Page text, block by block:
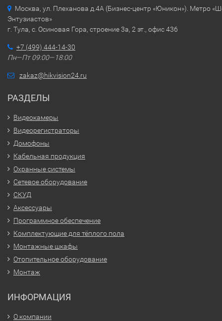
Москва, ул. Плеханова д.4А (Бизнес-центр «Юникон»). Метро
Энтузиастов»
г. Тула, с. Осиновая Гора, строение 3а, 2 эт., офис 436
+7 (499) 444-14-30
Пн—Пт 09:00—18:00
zakaz@hikvision24.ru
РАЗДЕЛЫ
Видеокамеры
Видеорегистраторы
Домофоны
Кабельная продукция
Охранные системы
Сетевое оборудование
СКУД
Аксессуары
Программное обеспечение
Комплектующие для тёплого пола
Монтажные шкафы
Отопительное оборудование
Монтаж
ИНФОРМАЦИЯ
О компании